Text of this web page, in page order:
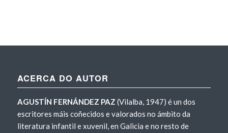
ACERCA DO AUTOR
AGUSTÍN FERNÁNDEZ PAZ (Vilalba, 1947) é un dos
escritores máis coñecidos e valorados no ámbito da
literatura infantil e xuvenil, en Galicia e no resto de